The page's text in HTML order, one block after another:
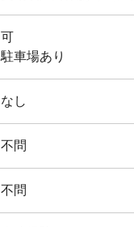
可
駐車場あり
なし
不問
不問